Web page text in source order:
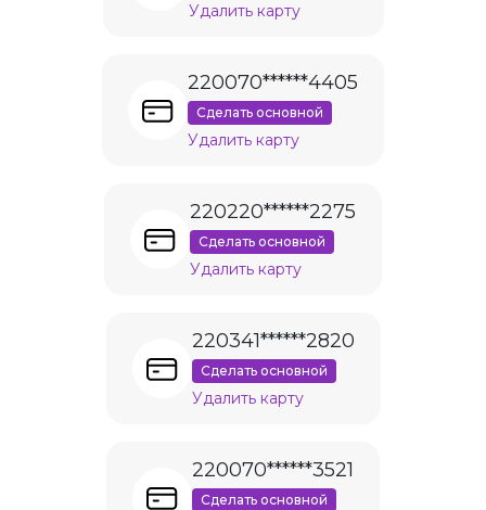
Удалить карту
220070******4405
Сделать основной
Удалить карту
220220******2275
Сделать основной
Удалить карту
220341******2820
Сделать основной
Удалить карту
220070******3521
Сделать основной